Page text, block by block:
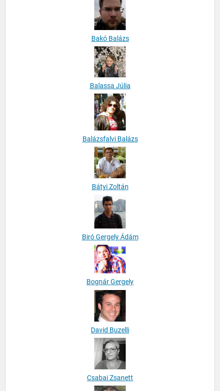
Bakó Balázs
Balassa Júlia
Balázsfalvi Balázs
Bátyi Zoltán
Biró Gergely Ádám
Bognár Gergely
David Buzelli
Csabai Zsanett